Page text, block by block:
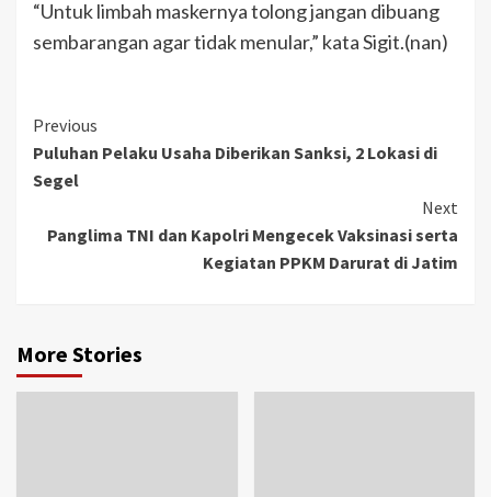
“Untuk limbah maskernya tolong jangan dibuang
sembarangan agar tidak menular,” kata Sigit.(nan)
Previous
Puluhan Pelaku Usaha Diberikan Sanksi, 2 Lokasi di
Segel
Next
Panglima TNI dan Kapolri Mengecek Vaksinasi serta
Kegiatan PPKM Darurat di Jatim
More Stories